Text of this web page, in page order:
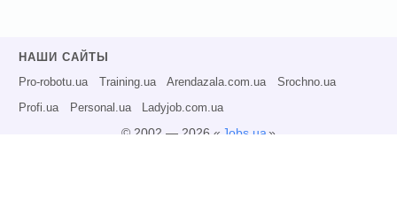
НАШИ САЙТЫ
Pro-robotu.ua Training.ua Arendazala.com.ua Srochno.ua
Profi.ua Personal.ua Ladyjob.com.ua
© 2002 — 2026 « Jobs.ua»